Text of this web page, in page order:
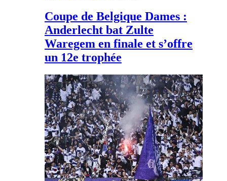
Coupe de Belgique Dames :
Anderlecht bat Zulte
Waregem en finale et s’offre
un 12e trophée